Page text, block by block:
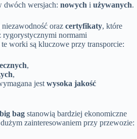
dwóch wersjach: nowych i używanych.
niezawodność oraz certyfikaty, które
rygorystycznymi normami
te worki są kluczowe przy transporcie:
,
,
jestwysoka jakość
bag stanowią bardziej ekonomiczne
zainteresowaniem przy przewozie: